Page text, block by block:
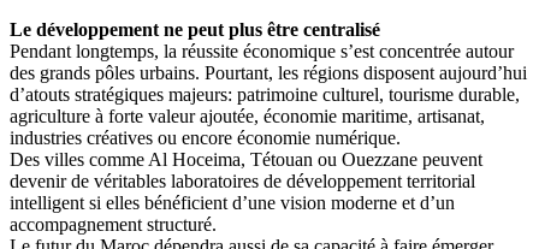
Le développement ne peut plus être centralisé
Pendant longtemps, la réussite économique s’est concentrée autour
des grands pôles urbains. Pourtant, les régions disposent aujourd’hui
d’atouts stratégiques majeurs: patrimoine culturel, tourisme durable,
agriculture à forte valeur ajoutée, économie maritime, artisanat,
industries créatives ou encore économie numérique.
Des villes comme Al Hoceima, Tétouan ou Ouezzane peuvent
devenir de véritables laboratoires de développement territorial
intelligent si elles bénéficient d’une vision moderne et d’un
accompagnement structuré.